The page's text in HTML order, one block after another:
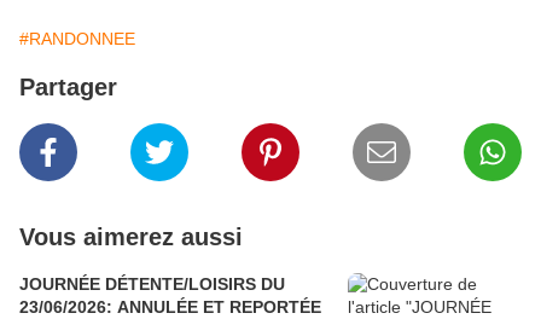
#RANDONNEE
Partager
Vous aimerez aussi
JOURNÉE DÉTENTE/LOISIRS DU
23/06/2026: ANNULÉE ET REPORTÉE